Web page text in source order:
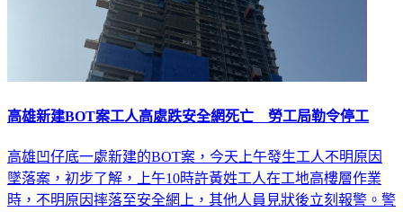
高雄新建BOT案工人高處跌安全網死亡 勞工局勒令停工
高雄凹仔底一處新建的BOT案，今天上午發生工人不明原因
墜落案，初步了解，上午10時許黃姓工人在工地高樓層作業
時，不明原因摔落至安全網上，其他人員見狀後立刻報警。警